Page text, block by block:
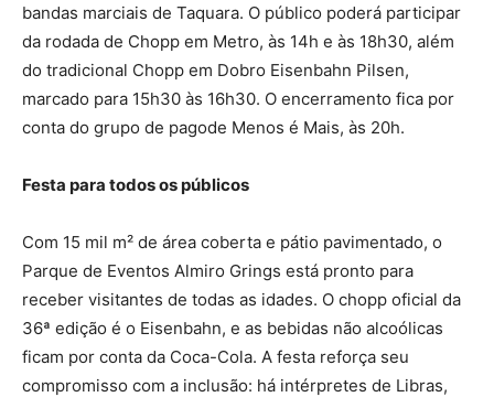
bandas marciais de Taquara. O público poderá participar
da rodada de Chopp em Metro, às 14h e às 18h30, além
do tradicional Chopp em Dobro Eisenbahn Pilsen,
marcado para 15h30 às 16h30. O encerramento fica por
conta do grupo de pagode Menos é Mais, às 20h.
Festa para todos os públicos
Com 15 mil m² de área coberta e pátio pavimentado, o
Parque de Eventos Almiro Grings está pronto para
receber visitantes de todas as idades. O chopp oficial da
36ª edição é o Eisenbahn, e as bebidas não alcoólicas
ficam por conta da Coca-Cola. A festa reforça seu
compromisso com a inclusão: há intérpretes de Libras,